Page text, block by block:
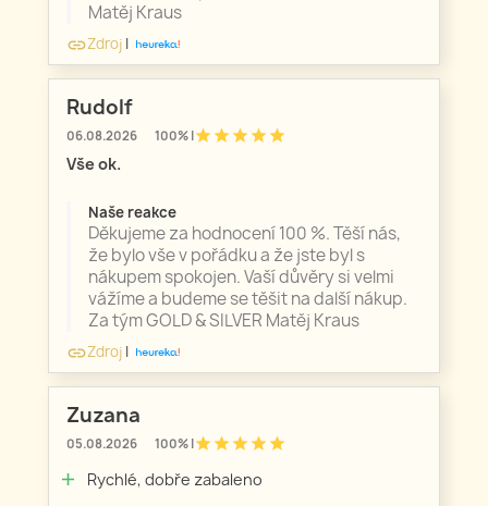
Matěj Kraus
linkZdroj |
Rudolf
06.08.2026 100% |starstarstarstarstar
Vše ok.
Naše reakce
Děkujeme za hodnocení 100 %. Těší nás,
že bylo vše v pořádku a že jste byl s
nákupem spokojen. Vaší důvěry si velmi
vážíme a budeme se těšit na další nákup.
Za tým GOLD & SILVER Matěj Kraus
linkZdroj |
Zuzana
05.08.2026 100% |starstarstarstarstar
add Rychlé, dobře zabaleno